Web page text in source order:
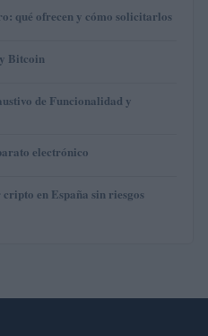
qué ofrecen y cómo solicitarlos
Bitcoin
de Funcionalidad y
electrónico
en España sin riesgos